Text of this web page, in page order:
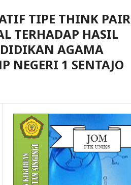
TIPE THINK PAIR
TERHADAP HASIL
AGAMA
NEGERI 1 SENTAJO